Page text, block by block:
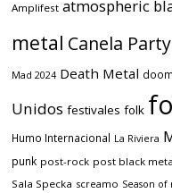
Amplifest atmospheric
metal Canela Party
Mad 2024 Death Metal doom
Unidos festivales folk
Humo Internacional La Riviera
punk post-rock post black
Sala Specka screamo Season of